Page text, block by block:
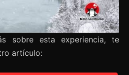
sobre esta experiencia, te
artículo: